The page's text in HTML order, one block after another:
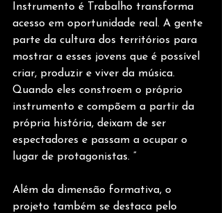
Instrumento é Trabalho transforma
acesso em oportunidade real. A gente
parte da cultura dos territórios para
mostrar a esses jovens que é possível
criar, produzir e viver da música.
Quando eles constroem o próprio
instrumento e compõem a partir da
própria história, deixam de ser
espectadores e passam a ocupar o
lugar de protagonistas. ”
Além da dimensão formativa, o
projeto também se destaca pelo